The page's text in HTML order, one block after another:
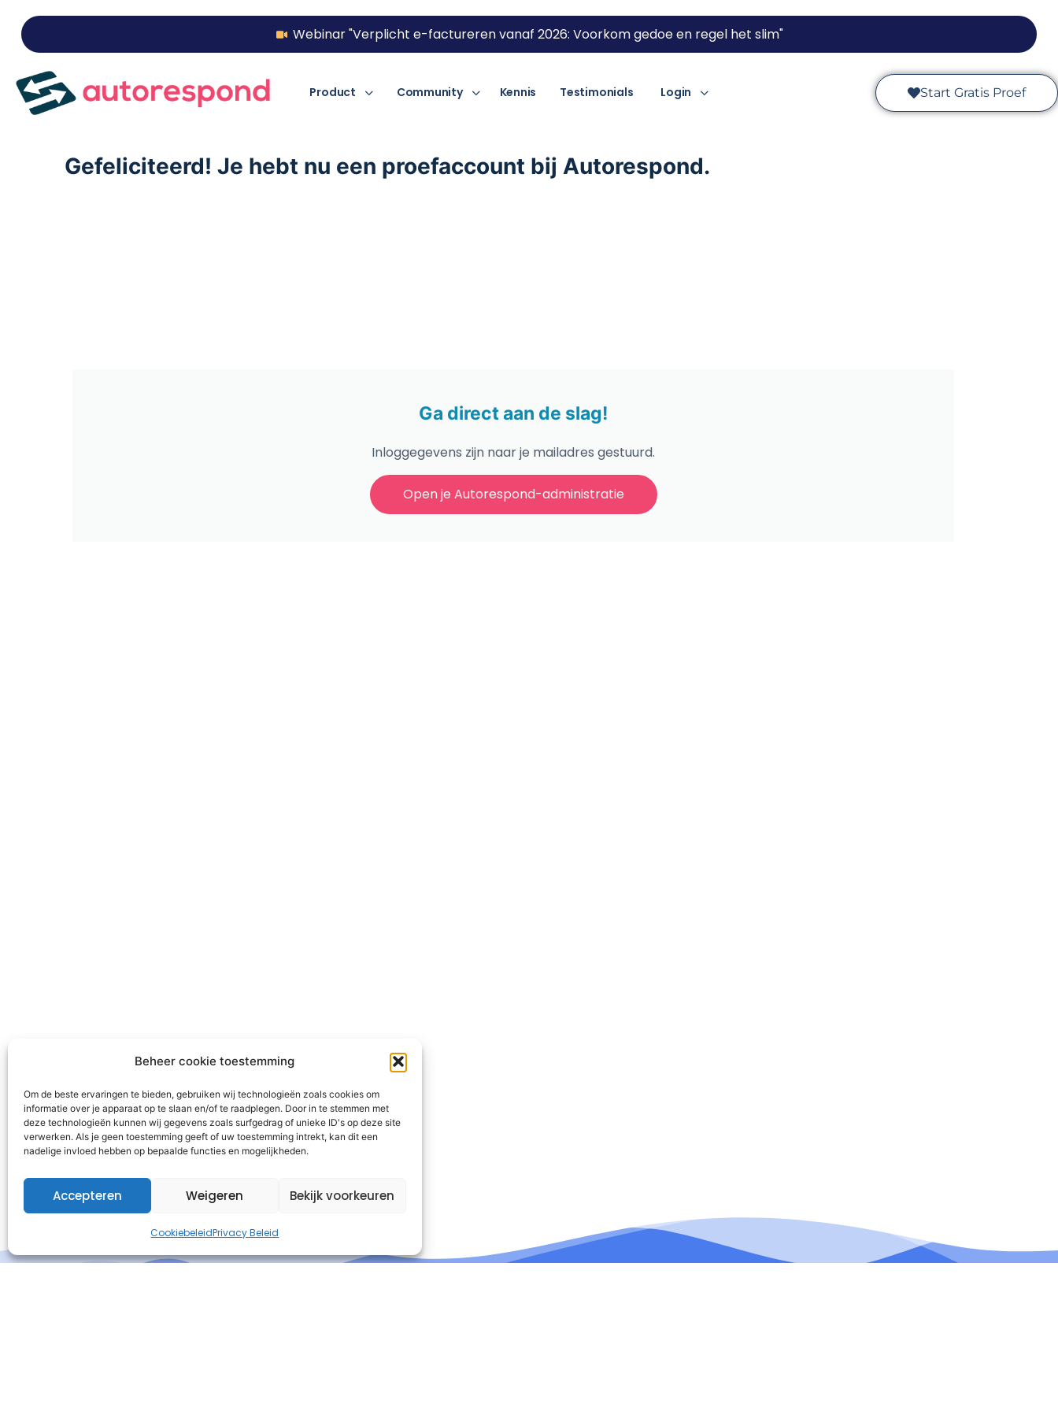
Beheer cookie toestemming
Om de beste ervaringen te bieden, gebruiken wij technologieën zoals cookies om
informatie over je apparaat op te slaan en/of te raadplegen. Door in te stemmen met
deze technologieën kunnen wij gegevens zoals surfgedrag of unieke ID's op deze site
verwerken. Als je geen toestemming geeft of uw toestemming intrekt, kan dit een
nadelige invloed hebben op bepaalde functies en mogelijkheden.
Accepteren Weigeren Bekijk voorkeuren
CookiebeleidPrivacy Beleid
Webinar "Verplicht e-factureren vanaf 2026: Voorkom gedoe en regel het slim"
Product Community Kennis Testimonials Login Start Gratis Proef
Gefeliciteerd! Je hebt nu een proefaccount bij Autorespond.
Ga direct aan de slag!
Inloggegevens zijn naar je mailadres gestuurd.
Open je Autorespond-administratie